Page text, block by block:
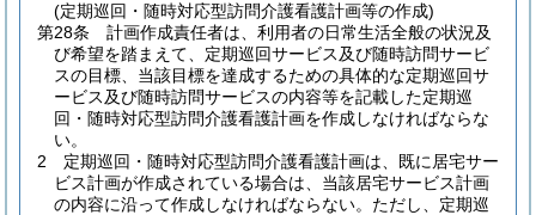
(定期巡回・随時対応型訪問介護看護計画等の作成)
第28条
計画作成責任者は、利用者の日常生活全般の状況及
び希望を踏まえて、定期巡回サービス及び随時訪問サービ
スの目標、当該目標を達成するための具体的な定期巡回サ
ービス及び随時訪問サービスの内容等を記載した定期巡
回・随時対応型訪問介護看護計画を作成しなければならな
い。
2
定期巡回・随時対応型訪問介護看護計画は、既に居宅サー
ビス計画が作成されている場合は、当該居宅サービス計画
の内容に沿って作成しなければならない。 ただし、定期巡